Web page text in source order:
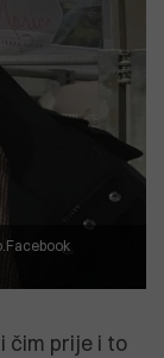
čim prije i to